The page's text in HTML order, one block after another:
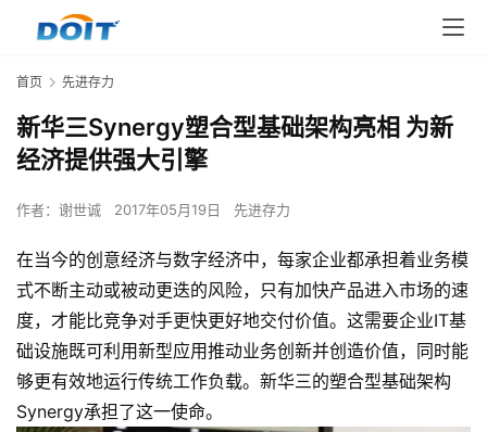
首页 先进存力
新华三Synergy塑合型基础架构亮相 为新
经济提供强大引擎
作者： 谢世诚 2017年05月19日 先进存力
在当今的创意经济与数字经济中，每家企业都承担着业务模
式不断主动或被动更迭的风险，只有加快产品进入市场的速
度，才能比竞争对手更快更好地交付价值。这需要企业IT基
础设施既可利用新型应用推动业务创新并创造价值，同时能
够更有效地运行传统工作负载。新华三的塑合型基础架构
Synergy承担了这一使命。